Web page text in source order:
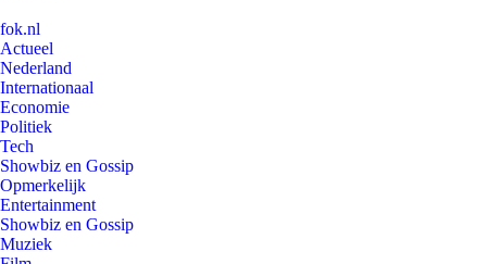
fok.nl
Actueel
Nederland
Internationaal
Economie
Politiek
Tech
Showbiz en Gossip
Opmerkelijk
Entertainment
Showbiz en Gossip
Muziek